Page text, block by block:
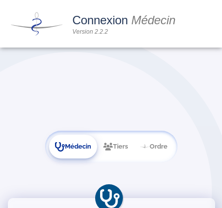
Connexion Médecin
Version 2.2.2
Médecin Tiers Ordre